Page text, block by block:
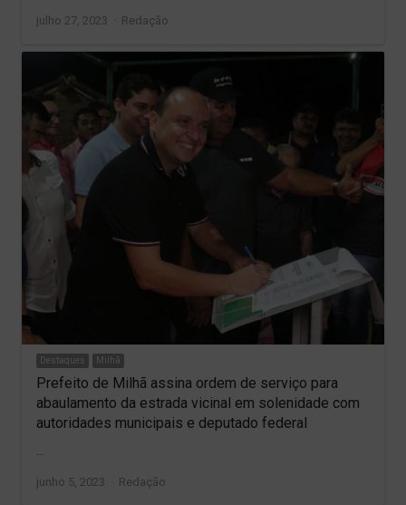
julho 27, 2023 Author
Redação
Destaques Milhã
Prefeito de Milhã assina ordem de serviço para
abaulamento da estrada vicinal em solenidade com
autoridades municipais e deputado federal
junho 5, 2023 Author
Redação